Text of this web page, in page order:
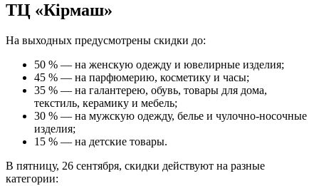
ТЦ «Кiрмаш»
На выходных предусмотрены скидки до:
50 % — на женскую одежду и ювелирные изделия;
45 % — на парфюмерию, косметику и часы;
35 % — на галантерею, обувь, товары для дома,
текстиль, керамику и мебель;
30 % — на мужскую одежду, белье и чулочно-носочные
изделия;
15 % — на детские товары.
В пятницу, 26 сентября, скидки действуют на разные
категории: